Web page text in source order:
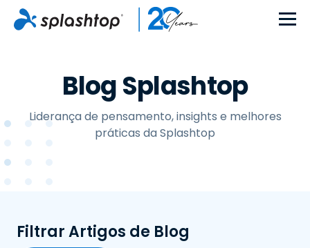
Blog Splashtop
Liderança de pensamento, insights e melhores
práticas da Splashtop
Filtrar Artigos de Blog